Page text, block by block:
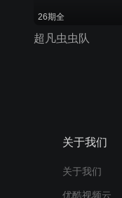
26期全
超凡虫虫队
关于我们
关于我们
优酷视频云